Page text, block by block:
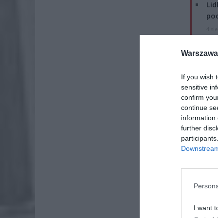
If you wish
sensitive
confirm
continue
information
further
I want